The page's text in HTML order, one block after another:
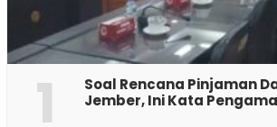
1
‎Soal Rencana Pinjaman
Jember, Ini Kata